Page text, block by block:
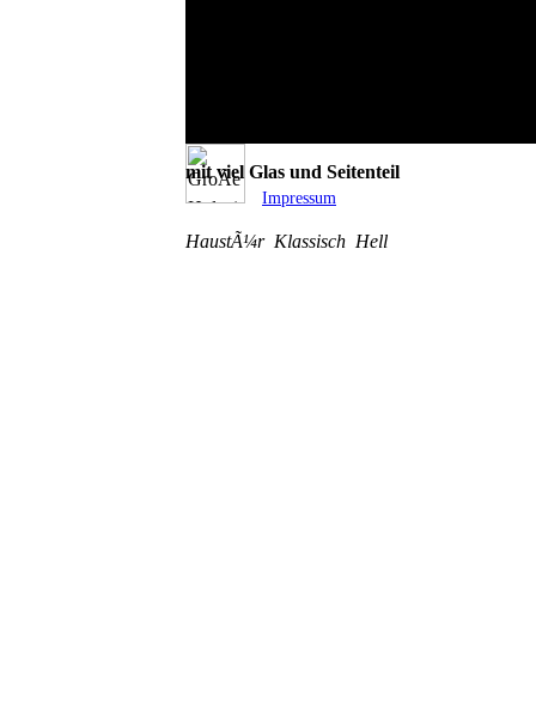
mit viel Glas und Seitenteil
Impressum
HaustÃ¼r Klassisch Hell